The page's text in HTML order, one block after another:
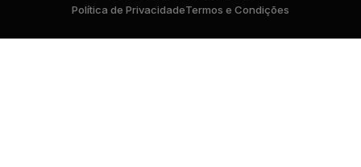
Política de PrivacidadeTermos e Condições